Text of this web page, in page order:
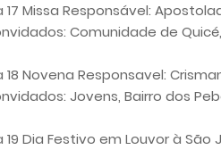
17 Missa Responsável:
Comunidade de
18 Novena Responsavel:
Jovens, Bairro dos
19 Dia Festivo em Louvor à São